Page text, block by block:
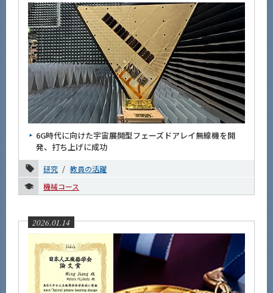
6G時代に向けた宇宙展開型フェーズドアレイ無線機を開
発、打ち上げに成功
研究
教員の活躍
機械コース
2026.01.14
2026年
6月
5月
4月
3月
2月
1月
2025年
2024年
2023年
2022年
2021年
2020年
2019年